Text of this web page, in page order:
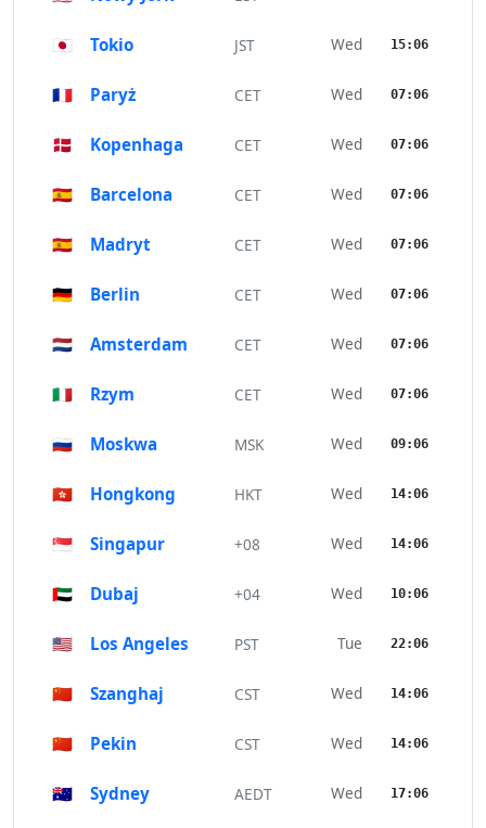
🇯🇵 Tokio JST Wed 15:06
🇫🇷 Paryż CET Wed 07:06
🇩🇰 Kopenhaga CET Wed 07:06
🇪🇸 Barcelona CET Wed 07:06
🇪🇸 Madryt CET Wed 07:06
🇩🇪 Berlin CET Wed 07:06
🇳🇱 Amsterdam CET Wed 07:06
🇮🇹 Rzym CET Wed 07:06
🇷🇺 Moskwa MSK Wed 09:06
🇭🇰 Hongkong HKT Wed 14:06
🇸🇬 Singapur +08 Wed 14:06
🇦🇪 Dubaj +04 Wed 10:06
🇺🇸 Los Angeles PST Tue 22:06
🇨🇳 Szanghaj CST Wed 14:06
🇨🇳 Pekin CST Wed 14:06
🇦🇺 Sydney AEDT Wed 17:06